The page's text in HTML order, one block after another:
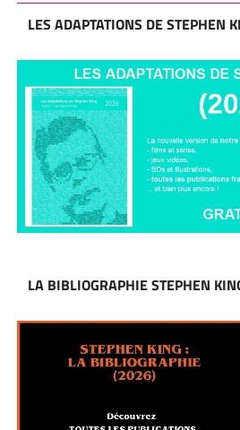
LES ADAPTATIONS DE STEPHEN
LA BIBLIOGRAPHIE STEPHEN